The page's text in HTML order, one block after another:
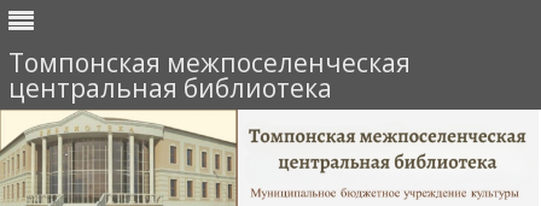
Томпонская межпоселенческая
центральная библиотека